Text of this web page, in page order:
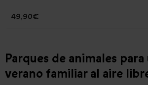
49,90€
Parques de animales
verano familiar al aire